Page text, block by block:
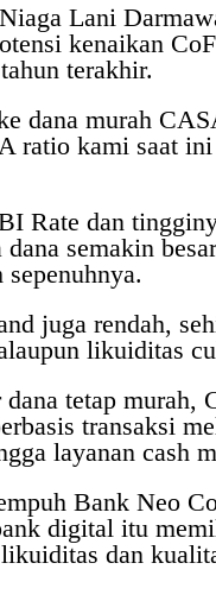
Lani
kenaikan
terakhir.
dana murah
ratio kami saat
Rate dan
semakin
juga rendah,
likuiditas
tetap murah,
transaksi
layanan cash
Bank Neo
digital itu
dan